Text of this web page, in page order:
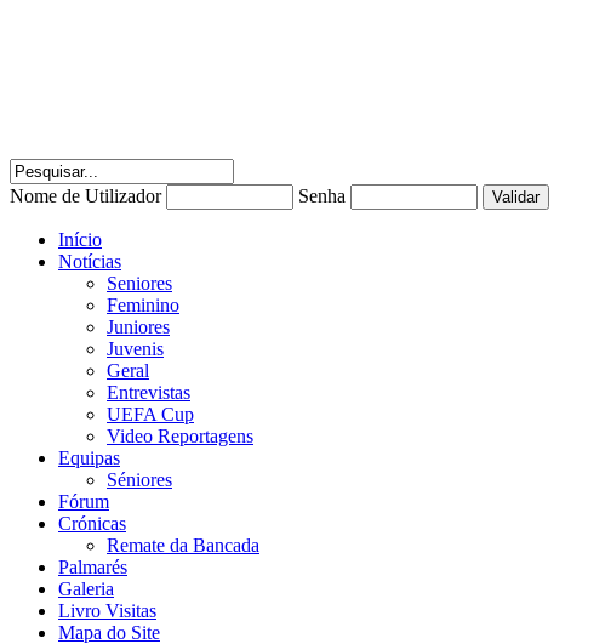
Nome de Utilizador Senha
Início
Notícias
Seniores
Feminino
Juniores
Juvenis
Geral
Entrevistas
UEFA Cup
Video Reportagens
Equipas
Séniores
Fórum
Crónicas
Remate da Bancada
Palmarés
Galeria
Livro Visitas
Mapa do Site